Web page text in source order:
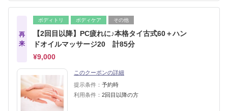
再
来
ボディトリ ボディケア その他
【2回目以降】PC疲れに♪本格タイ古式60＋ハン
ドオイルマッサージ20 計85分
¥9,000
このクーポンの詳細
提示条件： 予約時
利用条件： 2回目以降の方